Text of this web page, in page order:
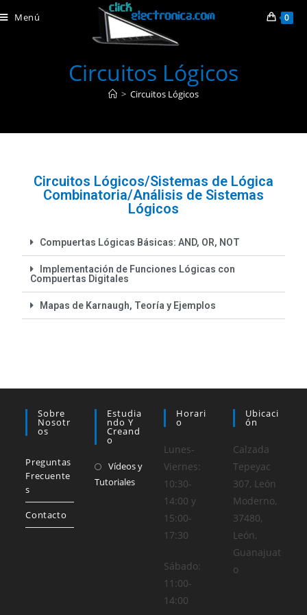
Menú 0
Circuitos Lógicos
> Circuitos Lógicos
Circuitos Lógicos/Sistemas de Lógica
Combinatoria/Análisis de Sistemas
Lógicos
Compuertas Lógicas Básicas: AND, OR, NOT
Implementación de Funciones Lógicas con
Compuertas Digitales
Mapas de Karnaugh, Teoría y Ejemplos
Sobre
Nosotr
Os
Preguntas
Frecuente
s
Contacto
Estudia
Ndo Y
Creand
O
Vídeos y
Tutoriales
Horari
O
Lunes-
Viernes:
10:30-
14:00 y
15:00-
17:30
Sábado:
11:00-
14:00
Ubicaci
Ón
Calzada
Tepeyac
307, León
Moderno,
37480,
León,
Guanajuat
o